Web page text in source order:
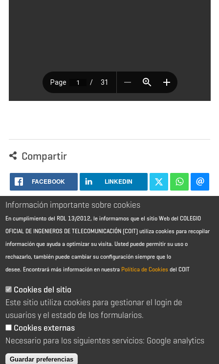
Compartir
FACEBOOK LINKEDIN
Aviso Legal - Información general
Política de cookies
Política de reembolso
Sitemap
C/ Almagro 2 1º Izqda 28010 Madrid
91 391 10 66
Información importante sobre cookies
En cumplimiento del RDL 13/2012, le informamos que el sitio Web del COLEGIO
OFICIAL DE INGENIEROS DE TELECOMUNICACIÓN (COIT) utiliza cookies para recopilar
información que ayuda a optimizar su visita. Usted puede permitir su uso o
rechazarlo, también puede cambiar su configuración siempre que lo
desee. Encontrará más información en nuestra Política de Cookies del COIT
Cookies del sitio
Este sitio utiliza cookies para gestionar el login de
usuarios y el estado de los formularios.
Cookies externas
Necesario para los siguientes servicios: Google analytics
Guardar preferencias